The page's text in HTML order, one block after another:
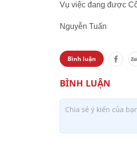
Vụ việc đang được
Nguyễn Tuấn
Bình luận